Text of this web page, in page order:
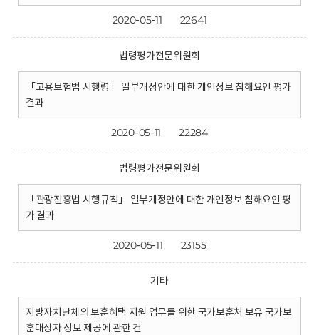
2020-05-11 22641
법령평가전문위원회
「고용보험법 시행령」 일부개정안에 대한 개인정보 침해요인 평가
결과
2020-05-11 22284
법령평가전문위원회
「관광진흥법 시행규칙」 일부개정안에 대한 개인정보 침해요인 평
가 결과
2020-05-11 23155
기타
지방자치단체의 보훈혜택 지원 업무를 위한 국가보훈처 보유 국가보
훈대상자 정보 제공에 관한 건